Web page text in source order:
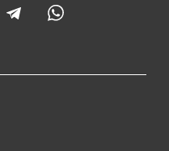
Telegram